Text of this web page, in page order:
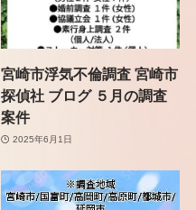
宮崎市浮気不倫調査 宮崎市
探偵社 ブログ ５月の調査
案件
2025年6月1日